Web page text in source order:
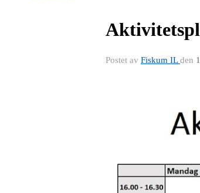
Postet av Fiskum ILden